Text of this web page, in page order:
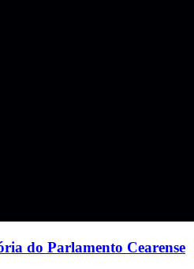
do Parlamento Cearense